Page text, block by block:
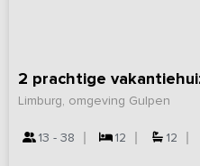
2 prachtige
Limburg, omgeving Gulpen
13 - 38 12 12